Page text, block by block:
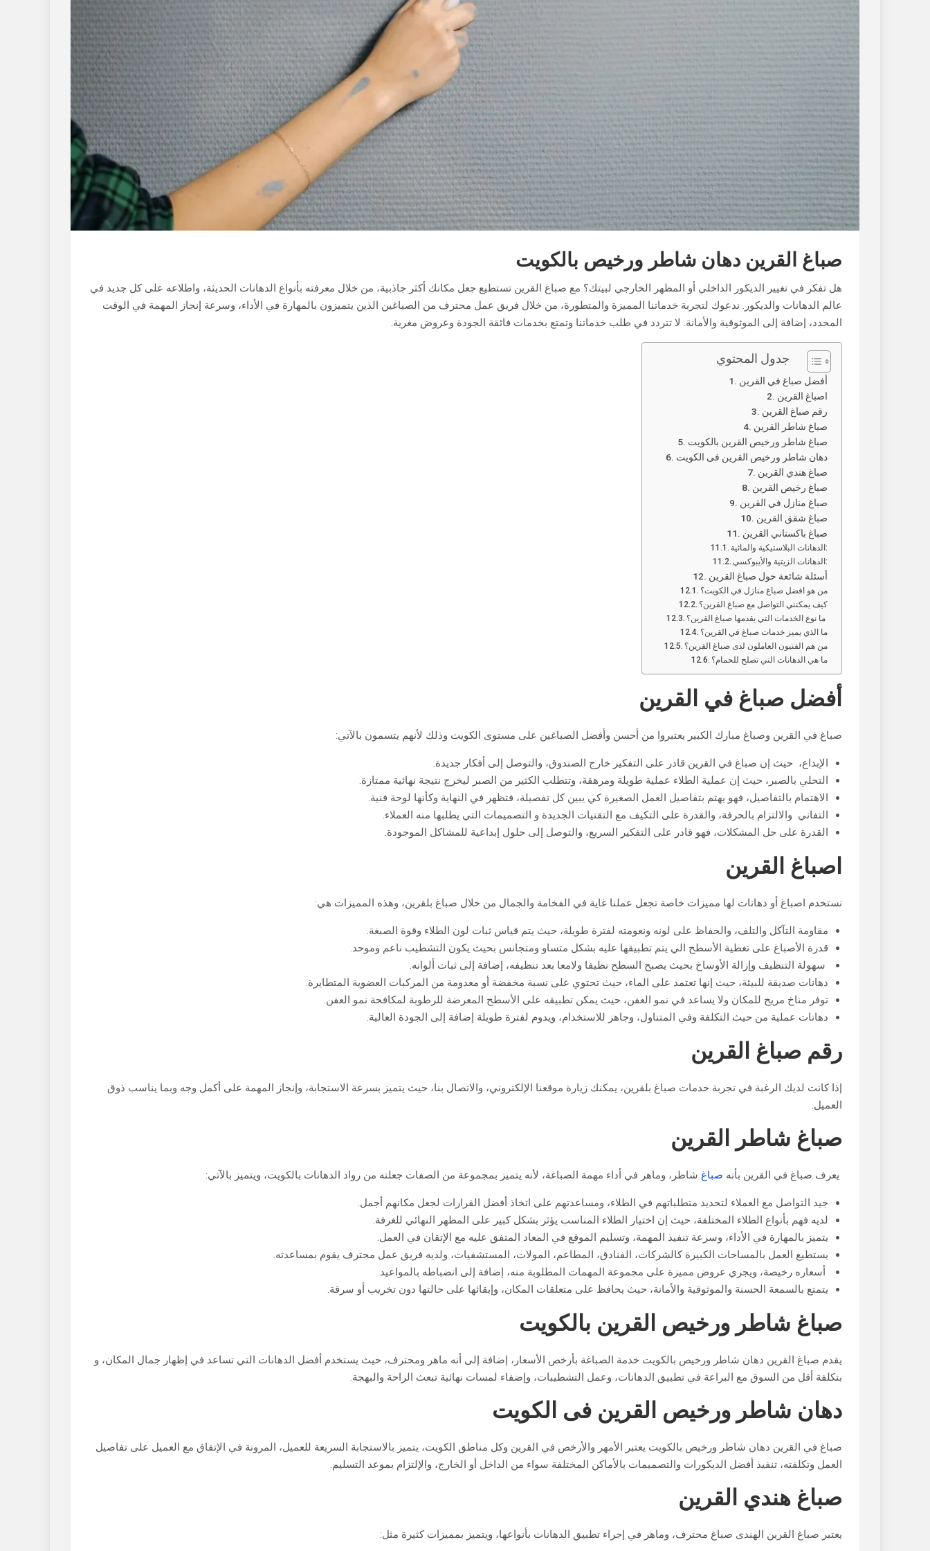
صباغ القرين دهان شاطر ورخيص بالكويت
هل تفكر في تغيير الديكور الداخلي أو المظهر الخارجي لبيتك؟ مع صباغ القرين تستطيع جعل مكانك أكثر جاذبية، من خلال معرفته بأنواع الدهانات الحديثة، واطلاعه على كل جديد في
عالم الدهانات والديكور. ندعوك لتجربة خدماتنا المميزة والمتطورة، من خلال فريق عمل محترف من الصباغين الذين يتميزون بالمهارة في الأداء، وسرعة إنجاز المهمة في الوقت
المحدد، إضافة إلى الموثوقية والأمانة. لا تتردد في طلب خدماتنا وتمتع بخدمات فائقة الجودة وعروض مغرية.
جدول المحتوي
أفضل صباغ في القرين
اصباغ القرين
رقم صباغ القرين
صباغ شاطر القرين
صباغ شاطر ورخيص القرين بالكويت
دهان شاطر ورخيص القرين فى الكويت
صباغ هندي القرين
صباغ رخيص القرين
صباغ منازل في القرين
صباغ شقق القرين
صباغ باكستاني القرين
الدهانات البلاستيكية والمائية:
الدهانات الزيتية والأيبوكسي:
أسئلة شائعة حول صباغ القرين
من هو افضل صباغ منازل في الكويت؟
كيف يمكنني التواصل مع صباغ القرين؟
ما الذي يميز خدمات صباغ في القرين؟
من هم الفنيون العاملون لدى صباغ القرين؟
ما هي الدهانات التي تصلح للحمام؟
أفضل صباغ في القرين
صباغ في القرين وصباغ مبارك الكبير يعتبروا من أحسن وأفضل الصباغين على مستوى الكويت وذلك لأنهم يتسمون بالآتي:
الإبداع، حيث إن صباغ في القرين قادر على التفكير خارج الصندوق، والتوصل إلى أفكار جديدة.
التحلي بالصبر، حيث إن عملية الطلاء عملية طويلة ومرهقة، وتتطلب الكثير من الصبر ليخرج نتيجة نهائية ممتازة.
الاهتمام بالتفاصيل، فهو يهتم بتفاصيل العمل الصغيرة كي يبين كل تفصيلة، فتظهر في النهاية وكأنها لوحة فنية.
التفاني والالتزام بالحرفة، والقدرة على التكيف مع التقنيات الجديدة و التصميمات التي يطلبها منه العملاء.
القدرة على حل المشكلات، فهو قادر على التفكير السريع، والتوصل إلى حلول إبداعية للمشاكل الموجودة.
اصباغ القرين
نستخدم اصباغ أو دهانات لها مميزات خاصة تجعل عملنا غاية في الفخامة والجمال من خلال صباغ بلقرين، وهذه المميزات هي:
مقاومة التآكل والتلف، والحفاظ على لونه ونعومته لفترة طويلة، حيث يتم قياس ثبات لون الطلاء وقوة الصبغة.
قدرة الأصباغ على تغطية الأسطح الي يتم تطبيقها عليه بشكل متساو ومتجانس بحيث يكون التشطيب ناعم وموحد.
سهولة التنظيف وإزالة الأوساخ بحيث يصبح السطح نظيفا ولامعا بعد تنظيفه، إضافة إلى ثبات ألوانه.
دهانات صديقة للبيئة، حيث إنها تعتمد على الماء، حيث تحتوي على نسبة مخفضة أو معدومة من المركبات العضوية المتطايرة.
توفر مناخ مريح للمكان ولا يساعد في نمو العفن، حيث يمكن تطبيقه على الأسطح المعرضة للرطوبة لمكافحة نمو العفن.
دهانات عملية من حيث التكلفة وفي المتناول، وجاهز للاستخدام، ويدوم لفترة طويلة إضافة إلى الجودة العالية.
رقم صباغ القرين
إذا كانت لديك الرغبة في تجربة خدمات صباغ بلقرين، يمكنك زيارة موقعنا الإلكتروني، والاتصال بنا، حيث يتميز بسرعة الاستجابة، وإنجاز المهمة على أكمل وجه وبما يناسب ذوق
العميل.
صباغ شاطر القرين
يعرف صباغ في القرين بأنه صباغ شاطر، وماهر في أداء مهمة الصباغة، لأنه يتميز بمجموعة من الصفات جعلته من رواد الدهانات بالكويت، ويتميز بالآتي:
جيد التواصل مع العملاء لتحديد متطلباتهم في الطلاء، ومساعدتهم على اتخاذ أفضل القرارات لجعل مكانهم أجمل.
لديه فهم بأنواع الطلاء المختلفة، حيث إن اختيار الطلاء المناسب يؤثر بشكل كبير على المظهر النهائي للغرفة.
يتميز بالمهارة في الأداء، وسرعة تنفيذ المهمة، وتسليم الموقع في المعاد المتفق عليه مع الإتقان في العمل.
يستطيع العمل بالمساحات الكبيرة كالشركات، الفنادق، المطاعم، المولات، المستشفيات، ولديه فريق عمل محترف يقوم بمساعدته.
أسعاره رخيصة، ويجري عروض مميزة على مجموعة المهمات المطلوبة منه، إضافة إلى انضباطه بالمواعيد.
يتمتع بالسمعة الحسنة والموثوقية والأمانة، حيث يحافظ على متعلقات المكان، وإبقائها على حالتها دون تخريب أو سرقة.
صباغ شاطر ورخيص القرين بالكويت
يقدم صباغ القرين دهان شاطر ورخيص بالكويت خدمة الصباغة بأرخص الأسعار، إضافة إلى أنه ماهر ومحترف، حيث يستخدم أفضل الدهانات التي تساعد في إظهار جمال المكان، و
بتكلفة أقل من السوق مع البراعة في تطبيق الدهانات، وعمل التشطيبات، وإضفاء لمسات نهائية تبعث الراحة والبهجة.
دهان شاطر ورخيص القرين فى الكويت
صباغ في القرين دهان شاطر ورخيص بالكويت يعتبر الأمهر والأرخص في القرين وكل مناطق الكويت، يتميز بالاستجابة السريعة للعميل، المرونة في الإتفاق مع العميل على تفاصيل
العمل وتكلفته، تنفيذ أفضل الديكورات والتصميمات بالأماكن المختلفة سواء من الداخل أو الخارج، والإلتزام بموعد التسليم.
صباغ هندي القرين
يعتبر صباغ القرين الهندى صباغ محترف، وماهر في إجراء تطبيق الدهانات بأنواعها، ويتميز بمميزات كثيرة مثل: